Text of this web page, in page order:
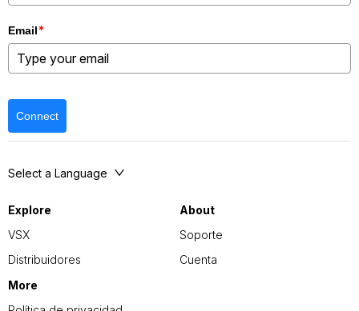
Explore
VSX
Distribuidores
About
Soporte
Cuenta
More
Select a Language
Email*
Connect